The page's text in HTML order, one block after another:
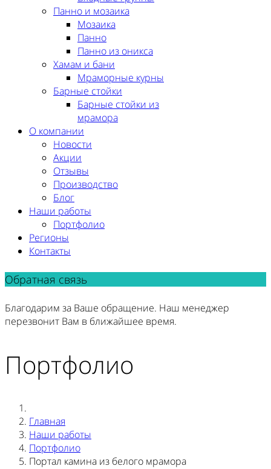
Панно и мозаика
Мозаика
Панно
Панно из оникса
Хамам и бани
Мраморные курны
Барные стойки
Барные стойки из
мрамора
О компании
Новости
Акции
Отзывы
Производство
Блог
Наши работы
Портфолио
Регионы
Контакты
Обратная связь
Благодарим за Ваше обращение. Наш менеджер
перезвонит Вам в ближайшее время.
Портфолио
Главная
Наши работы
Портфолио
Портал камина из белого мрамора